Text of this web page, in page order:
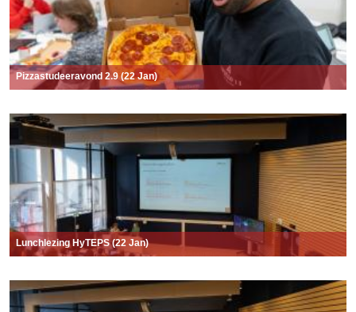
Pizzastudeeravond 2.9 (22 Jan)
Lunchlezing HyTEPS (22 Jan)